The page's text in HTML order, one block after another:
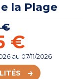
la Plage
€
€
au 07/11/2026